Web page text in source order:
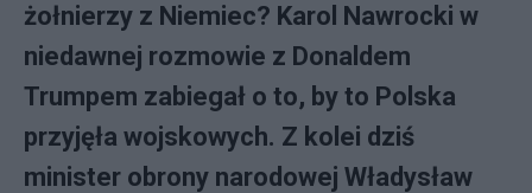
żołnierzy z Niemiec? Karol Nawrocki w
niedawnej rozmowie z Donaldem
Trumpem zabiegał o to, by to Polska
przyjęła wojskowych. Z kolei dziś
minister obrony narodowej Władysław